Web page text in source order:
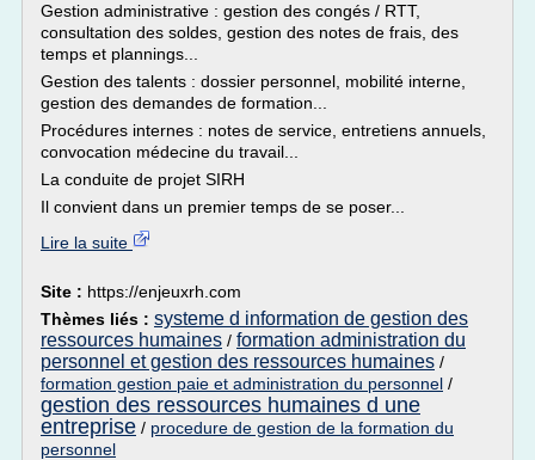
Gestion administrative : gestion des congés / RTT,
consultation des soldes, gestion des notes de frais, des
temps et plannings...
Gestion des talents : dossier personnel, mobilité interne,
gestion des demandes de formation...
Procédures internes : notes de service, entretiens annuels,
convocation médecine du travail...
La conduite de projet SIRH
Il convient dans un premier temps de se poser...
Lire la suite
Site : https://enjeuxrh.com
Thèmes liés : systeme d information de gestion des
ressources humaines / formation administration du
personnel et gestion des ressources humaines /
formation gestion paie et administration du personnel /
gestion des ressources humaines d une
entreprise / procedure de gestion de la formation du
personnel